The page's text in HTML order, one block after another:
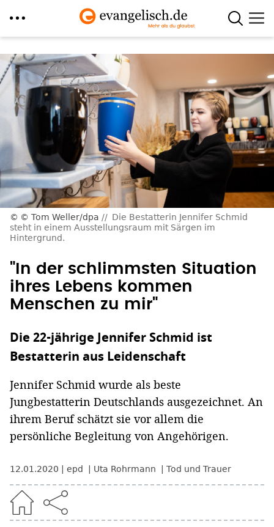
zum
Inhalt
© Tom Weller/dpa
Die Bestatterin Jennifer Schmid
steht in einem Ausstellungsraum mit Särgen im
Hintergrund.
"In der schlimmsten Situation
ihres Lebens kommen
Menschen zu mir"
Die 22-jährige Jennifer Schmid ist
Bestatterin aus Leidenschaft
Jennifer Schmid wurde als beste
Jungbestatterin Deutschlands ausgezeichnet. An
ihrem Beruf schätzt sie vor allem die
persönliche Begleitung von Angehörigen.
12.01.2020 epd Uta Rohrmann Tod und Trauer